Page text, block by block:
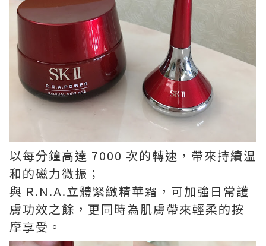
以每分鐘高達 7000 次的轉速，帶來持續温
和的磁力微振；
與 R.N.A.立體緊緻精華霜，可加強日常護
膚功效之餘，更同時為肌膚帶來輕柔的按
摩享受。